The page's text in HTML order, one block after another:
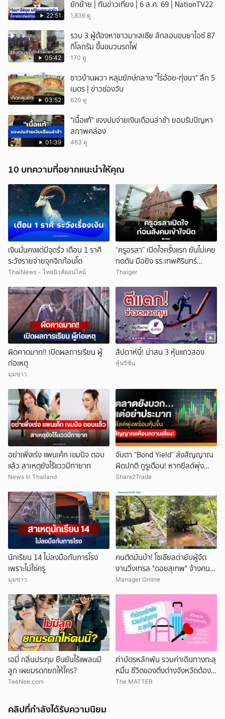
22:51
ยักย้าย | ทันข่าวเที่ยง | 6 ส.ค. 69 | NationTV22
1,836 ดู
05:42
รวบ 3 ผู้ต้องหาชาวมาเลเซีย ลักลอบขนยาไอซ์ 87
กิโลกรัม ขึ้นขบวนรถไฟ
170 ดู
03:52
ชาวบ้านผวา หลุมยักษ์กลาง "ไร่อ้อย-ทุ่งนา" ลึก 5
เมตร | ข่าวช่องวัน
620 ดู
01:39
"เนื้อแท้" แจงปมจ่ายเงินเดือนล่าช้า ยอมรับปัญหา
สภาพคล่อง
463 ดู
10 บทความที่อยากแนะนำให้คุณ
เงินมั่นคงแต่มีจุดรั่ว เตือน 1 ราศี
ระวังรายจ่ายจุกจิกก้อนโต
ThaiNews - ไทยนิวส์ออนไลน์
“ครูอรสา” เปิดใจครั้งแรก ยันไม่เคย
กดดัน มือยิง รร.เทพศิรินทร์
นนทบุรี
Thaiger
ผิดคาดมาก!! เปิดผลการเรียน ผู้
ก่อเหตุ
มุมข่าว
สัปดาห์นี้! น่าสน 3 หุ้นแถวสอง
หุ้นวิชั่น
อย่าเพิ่งเร่ง แพนเค้ก เขมนิจ ตอบ
แล้ว สาเหตุยังไร้แววมีทายาท
News In Thailand
จับตา “Bond Yield” ส่งสัญญาณ
ผิดปกติ กูรูเตือน! หากยีลด์พุ่ง
พร้อมหุ้นขึ้น แรงกระแทกตลาดอาจ
Share2Trade
นักเรียน 14 ไม่ลงมือกับภารโรง
เพราะไม่ใช่ครู
มุมข่าว
คนตัดมันบ้า! โซเชียลด่ายับผู้จัด
งานวิ่งเทรล "ดอยสุเทพ" จ้างคน
ตัดต้นไม้ปรับเส้นทางในเขตอุทยา
Manager Online
เอมี่ กลิ่นประทุม ยืนยันไร้แพลนมี
ลูก เผยมรดกยกให้ใคร?
TeeNee.com
ค่าบัตรหลักพัน รวมค่าเดินทางทะลุ
หมื่น ชีวิตของติ่งต่างจังหวัดต้อง
แลกอะไรบ้าง เพื่อเดินทางมาหา
The MATTER
คลิปที่กำลังได้รับความนิยม